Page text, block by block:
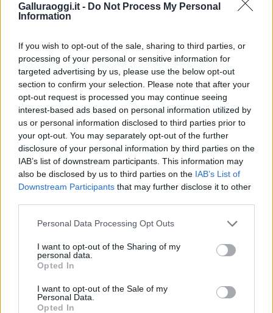
Galluraoggi.it - Do Not Process My Personal
Information
If you wish to opt-out of the sale, sharing to third parties, or
processing of your personal or sensitive information for
targeted advertising by us, please use the below opt-out
section to confirm your selection. Please note that after your
opt-out request is processed you may continue seeing
interest-based ads based on personal information utilized by
us or personal information disclosed to third parties prior to
your opt-out. You may separately opt-out of the further
disclosure of your personal information by third parties on the
IAB’s list of downstream participants. This information may
also be disclosed by us to third parties on the IAB’s List of
Downstream Participants that may further disclose it to other
Please note that this website/app uses one or more Google
not limited to your visit or usage behaviour. You may click to
grant or deny consent to Google and its third-party tags to
use your data for below specified purposes in below Google
consent section.
Personal Data Processing Opt Outs
I want to opt-out of the Sharing of my
personal data.
Opted In
I want to opt-out of the Sale of my
Personal Data.
Opted In
Ricevi le nostre ultime news
daGoogle News
Condividi l'articolo
F
a
ce
b
o
o
k
T
w
it
te
r
Pi
n
te
re
st
W
h
at
s
A
S
h
a
re
Articolo precedente
Prossimo articolo
NOTIZIE RECENTI
Auto prende fuoco sulla strada statale 125 a